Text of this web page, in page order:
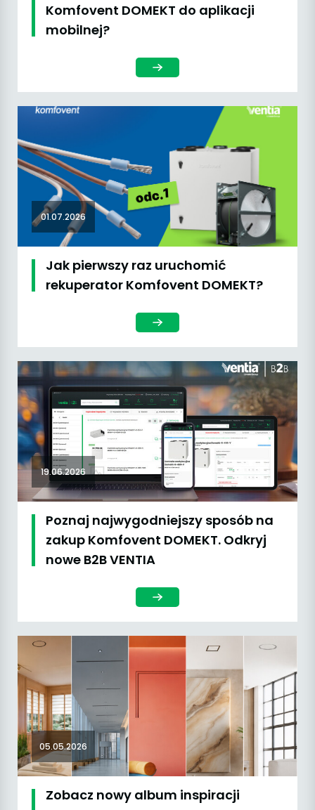
Komfovent DOMEKT do aplikacji
mobilnej?
01.07.2026
Jak pierwszy raz uruchomić
rekuperator Komfovent DOMEKT?
19.06.2026
Poznaj najwygodniejszy sposób na
zakup Komfovent DOMEKT. Odkryj
nowe B2B VENTIA
05.05.2026
Zobacz nowy album inspiracji